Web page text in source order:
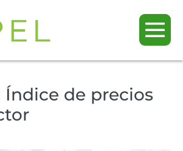
Índice de precios